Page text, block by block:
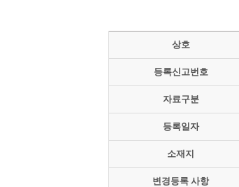
상호
등록신고번호
자료구분
등록일자
소재지
변경등록 사항